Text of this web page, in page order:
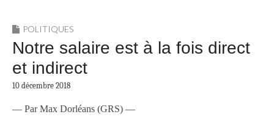
POLITIQUES
Notre salaire est à la fois direct
et indirect
10 décembre 2018
— Par Max Dorléans (GRS) —